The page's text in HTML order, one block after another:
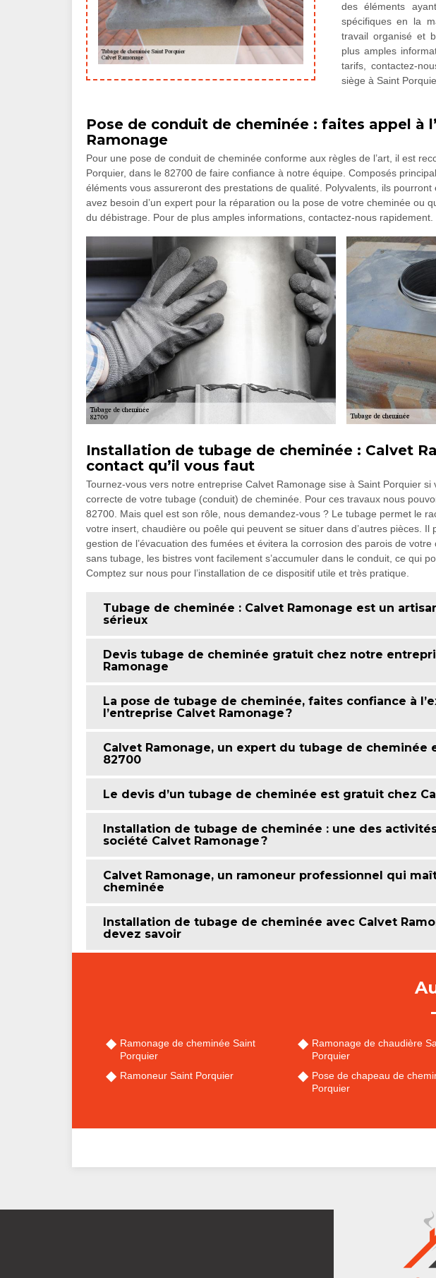
des éléments
spécifiques en la
travail organisé et
plus amples
tarifs, contactez-
siège à Saint
Pose de conduit de cheminée : faites appel à
Ramonage
Pour une pose de conduit de cheminée conforme aux règles de l’art, il est
Porquier, dans le 82700 de faire confiance à notre équipe. Composés
éléments vous assureront des prestations de qualité. Polyvalents, ils
avez besoin d’un expert pour la réparation ou la pose de votre cheminée ou
du débistrage. Pour de plus amples informations, contactez-nous rapidement.
Installation de tubage de cheminée : Calvet
contact qu’il vous faut
Tournez-vous vers notre entreprise Calvet Ramonage sise à Saint Porquier
correcte de votre tubage (conduit) de cheminée. Pour ces travaux nous
82700. Mais quel est son rôle, nous demandez-vous ? Le tubage permet le
votre insert, chaudière ou poêle qui peuvent se situer dans d’autres pièces. Il
gestion de l’évacuation des fumées et évitera la corrosion des parois de
sans tubage, les bistres vont facilement s’accumuler dans le conduit, ce qui
Comptez sur nous pour l’installation de ce dispositif utile et très pratique.
Tubage de cheminée : Calvet Ramonage est un
sérieux
Devis tubage de cheminée gratuit chez notre
Ramonage
La pose de tubage de cheminée, faites confiance à
l’entreprise Calvet Ramonage ?
Calvet Ramonage, un expert du tubage de cheminée
82700
Le devis d’un tubage de cheminée est gratuit chez
Installation de tubage de cheminée : une des
société Calvet Ramonage ?
Calvet Ramonage, un ramoneur professionnel qui
cheminée
Installation de tubage de cheminée avec Calvet
devez savoir
Ramonage de cheminée Saint
Porquier
Ramoneur Saint Porquier
Ramonage de chaudière
Porquier
Pose de chapeau de
Porquier